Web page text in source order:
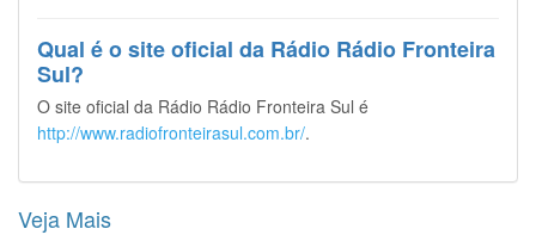
Qual é o site oficial da Rádio Rádio Fronteira
Sul?
O site oficial da Rádio Rádio Fronteira Sul é
http://www.radiofronteirasul.com.br/.
Veja Mais